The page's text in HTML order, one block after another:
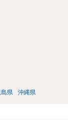
島県 沖縄県